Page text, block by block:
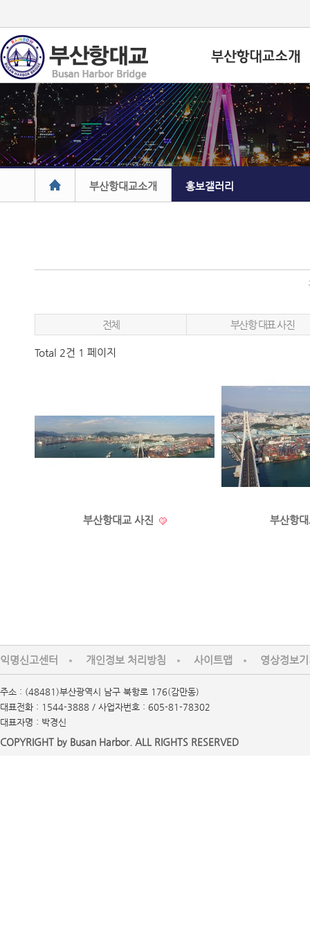
부산항대교소개 홍보갤러리
전체 부산항 대표 사진
Total 2건 1 페이지
부산항대교 사진 부산항
익명신고센터 개인정보 처리방침 사이트맵 영상정보
주소 : (48481)부산광역시 남구 북항로 176(감만동)
대표전화 : 1544-3888 / 사업자번호 : 605-81-78302
대표자명 : 박경신
COPYRIGHT by Busan Harbor. ALL RIGHTS RESERVED